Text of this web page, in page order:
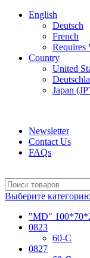
English
Deutsch
French
Requires
Country
United
Japan
Newsletter
Contact Us
FAQs
Выберите
"MD"
0823
60-C
0827